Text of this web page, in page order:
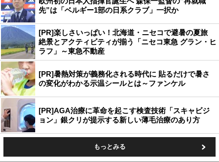
先”は「ベルギー1部の日系クラブ」一択か
[PR]楽しさいっぱい！北海道・ニセコで避暑の夏旅
絶景とアクティビティが揃う「ニセコ東急 グラン・ヒ
ラフ」～東急不動産
[PR]暑熱対策が義務化される時代に 貼るだけで暑さ
の変化がわかる示温シールとは～ファンケル
[PR]AGA治療に革命を起こす検査技術「スキャビジ
ョン」銀クリが提示する新しい薄毛治療のあり方
もっとみる